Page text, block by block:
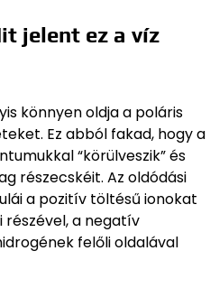
jelent ez a víz
könnyen oldja a poláris
Ez abból fakad, hogy a
“körülveszik” és
részecskéit. Az oldódási
a pozitív töltésű ionokat
a negatív
felőli oldalával